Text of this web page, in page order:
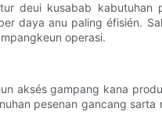
deui kusabab kabutuhan
daya anu paling éfisién.
operasi.
aksés gampang kana
pesenan gancang sarta